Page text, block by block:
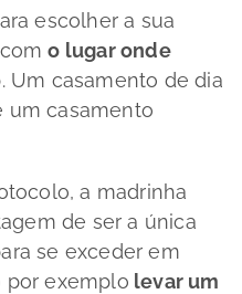
escolher a sua
como lugar onde
. Um casamento de dia
um casamento
a madrinha
de ser a única
se exceder em
por exemplo levar um